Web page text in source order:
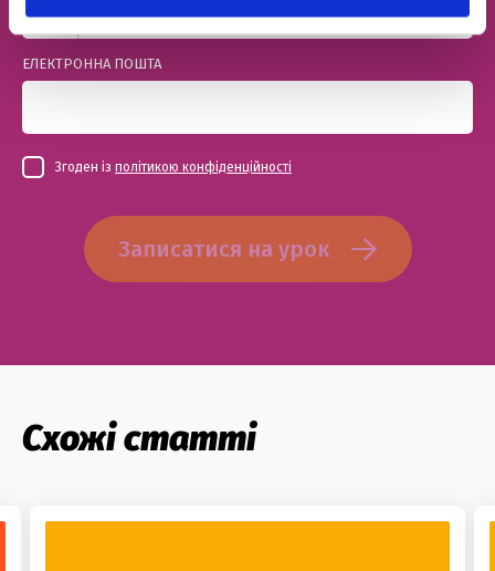
ЕЛЕКТРОННА ПОШТА
Згоден із політикою конфіденційності
Записатися на урок
Схожі статті